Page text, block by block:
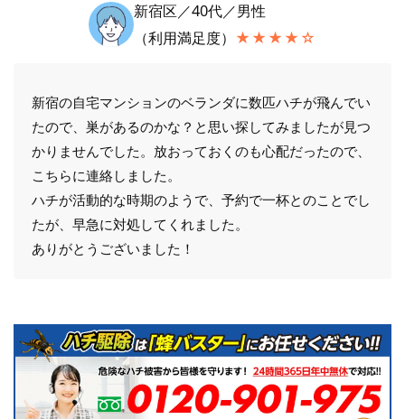
新宿区／40代／男性
（利用満足度） ★★★★☆
新宿の自宅マンションのベランダに数匹ハチが飛んでい
たので、巣があるのかな？と思い探してみましたが見つ
かりませんでした。放おっておくのも心配だったので、
こちらに連絡しました。
ハチが活動的な時期のようで、予約で一杯とのことでし
たが、早急に対処してくれました。
ありがとうございました！